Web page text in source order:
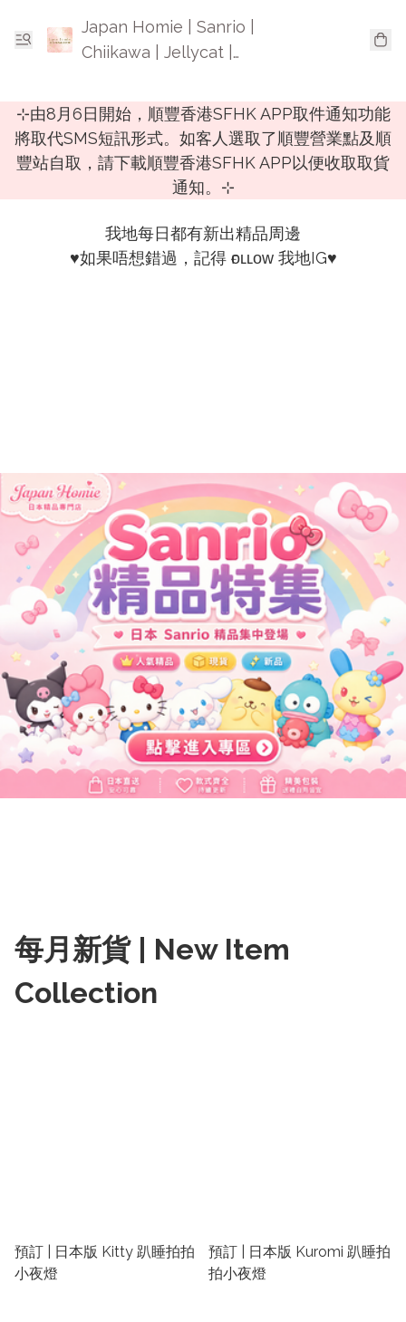
Japan Homie | Sanrio |
Chiikawa | Jellycat |
⊹由8月6日開始，順豐香港SFHK APP取件通知功能
將取代SMS短訊形式。如客人選取了順豐營業點及順
豐站自取，請下載順豐香港SFHK APP以便收取取貨
通知。⊹
我地每日都有新出精品周邊
♥️如果唔想錯過，記得 ғᴏʟʟᴏᴡ 我地IG♥️
每月新貨 | New Item
Collection
預訂 | 日本版 Kitty 趴睡拍拍
小夜燈
預訂 | 日本版 Kuromi 趴睡拍
拍小夜燈